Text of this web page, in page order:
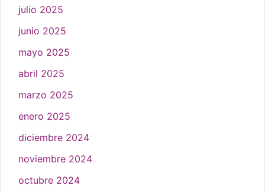
julio 2025
junio 2025
mayo 2025
abril 2025
marzo 2025
enero 2025
diciembre 2024
noviembre 2024
octubre 2024